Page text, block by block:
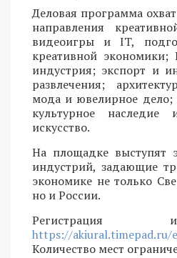
Деловая программа
направления
видеоигры и IT,
креативной экономики;
индустрия; экспорт и
развлечения;
мода и ювелирное дело;
культурное наследие
искусство.
На площадке выступят
индустрий, задающие
экономике не только
но и России.
https://akiural.timepad.ru/
Количество мест